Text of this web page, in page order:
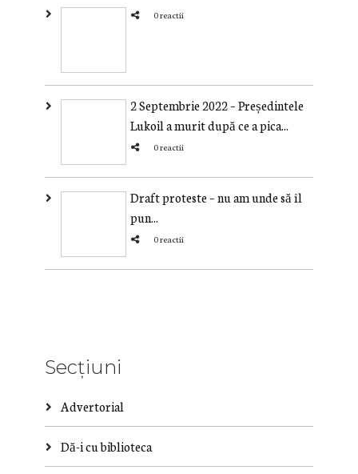
0 reactii
2 Septembrie 2022 – Președintele
Lukoil a murit după ce a pica...
0 reactii
Draft proteste – nu am unde să îl
pun...
0 reactii
Secțiuni
Advertorial
Dă-i cu biblioteca